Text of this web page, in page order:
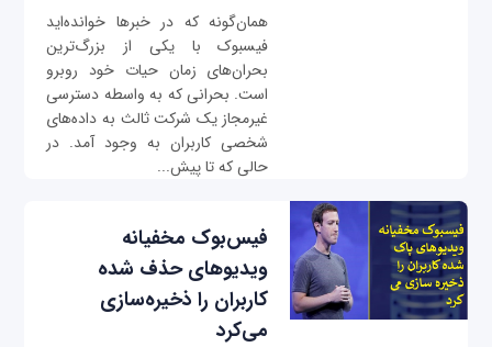
همان‌گونه که در خبرها خوانده‌اید
فیسبوک با یکی از بزرگ‌ترین
بحران‌های زمان حیات خود روبرو
است. بحرانی که به واسطه دسترسی
غیرمجاز یک شرکت ثالث به داده‌های
شخصی کاربران به وجود آمد. در
حالی که تا پیش...
فیس‌بوک مخفیانه
ویدیوهای حذف شده
کاربران را ذخیره‌سازی
می‌کرد